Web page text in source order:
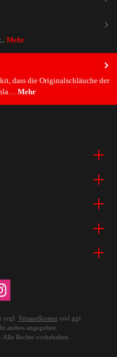
dass die Originalschläuche der
Mehr
Mehr
zzgl. Versandkosten und ggf.
anders angegeben.
Rechte vorbehalten.